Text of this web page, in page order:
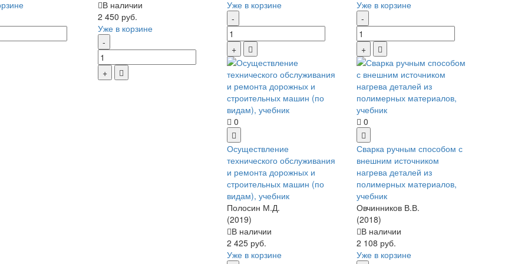
В наличии
2 450 руб.
Уже в корзине
Уже в корзине
Уже в корзине
0
Осуществление
технического обслуживания
и ремонта дорожных и
строительных машин (по
видам), учебник
Полосин М.Д.
(2019)
В наличии
2 425 руб.
Уже в корзине
0
Сварка ручным способом с
внешним источником
нагрева деталей из
полимерных материалов,
учебник
Овчинников В.В.
(2018)
В наличии
2 108 руб.
Уже в корзине